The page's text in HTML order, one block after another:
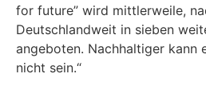
for future” wird mittlerweile,
Deutschlandweit in sieben
angeboten. Nachhaltiger kann
nicht sein.“